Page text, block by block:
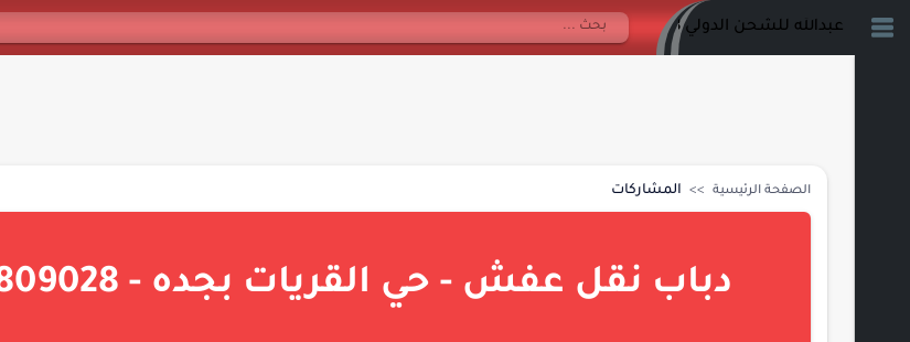
عبدالله للشحن الدولي 0548809028
الصفحة الرئيسية المشاركات
دباب نقل عفش - حي القريات بجده - 0548809028